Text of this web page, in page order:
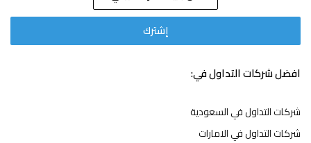
افضل شركات التداول في:
شركات التداول في السعودية
شركات التداول في الامارات